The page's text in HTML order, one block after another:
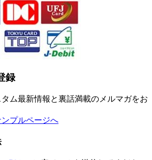
録
ム最新情報と裏話満載のメルマガをお
プルページへ